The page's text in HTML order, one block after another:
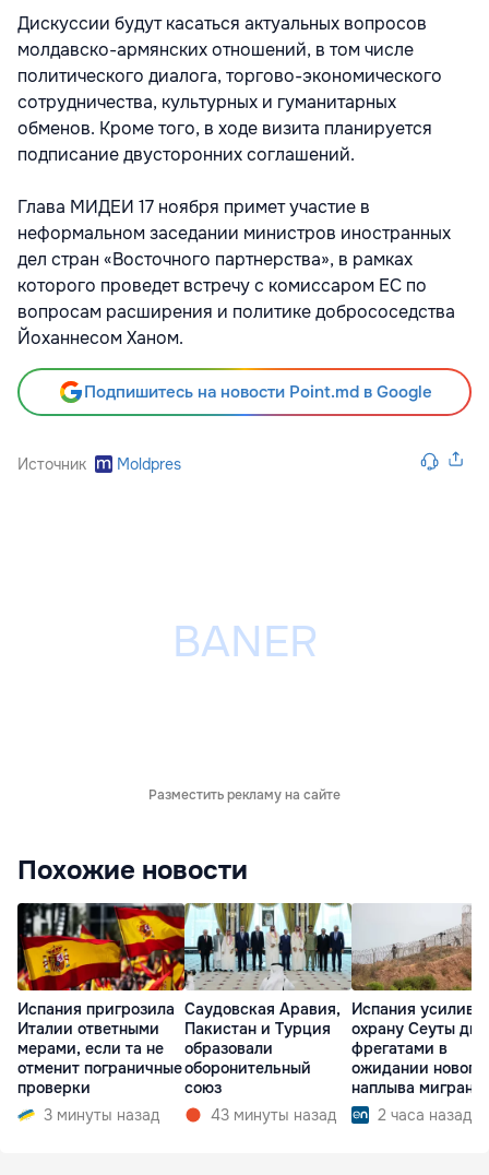
Дискуссии будут касаться актуальных вопросов
молдавско-армянских отношений, в том числе
политического диалога, торгово-экономического
сотрудничества, культурных и гуманитарных
обменов. Кроме того, в ходе визита планируется
подписание двусторонних соглашений.
Глава МИДЕИ 17 ноября примет участие в
неформальном заседании министров иностранных
дел стран «Восточного партнерства», в рамках
которого проведет встречу с комиссаром ЕС по
вопросам расширения и политике добрососедства
Йоханнесом Ханом.
Подпишитесь на новости Point.md в Google
Источник Moldpres
Разместить рекламу на сайте
Похожие новости
Испания пригрозила
Италии ответными
мерами, если та не
отменит пограничные
проверки
3 минуты назад
Саудовская Аравия,
Пакистан и Турция
образовали
оборонительный
союз
43 минуты назад
Испания
охрану Сеуты
фрегатами в
ожидании нового
наплыва
2 часа назад